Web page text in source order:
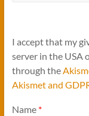
I accept that my
server in the USA
through the
Akismet and
Name *